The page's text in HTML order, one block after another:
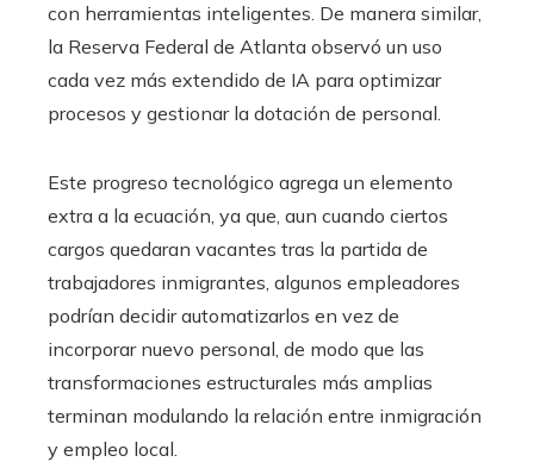
con herramientas inteligentes. De manera similar,
la Reserva Federal de Atlanta observó un uso
cada vez más extendido de IA para optimizar
procesos y gestionar la dotación de personal.
Este progreso tecnológico agrega un elemento
extra a la ecuación, ya que, aun cuando ciertos
cargos quedaran vacantes tras la partida de
trabajadores inmigrantes, algunos empleadores
podrían decidir automatizarlos en vez de
incorporar nuevo personal, de modo que las
transformaciones estructurales más amplias
terminan modulando la relación entre inmigración
y empleo local.